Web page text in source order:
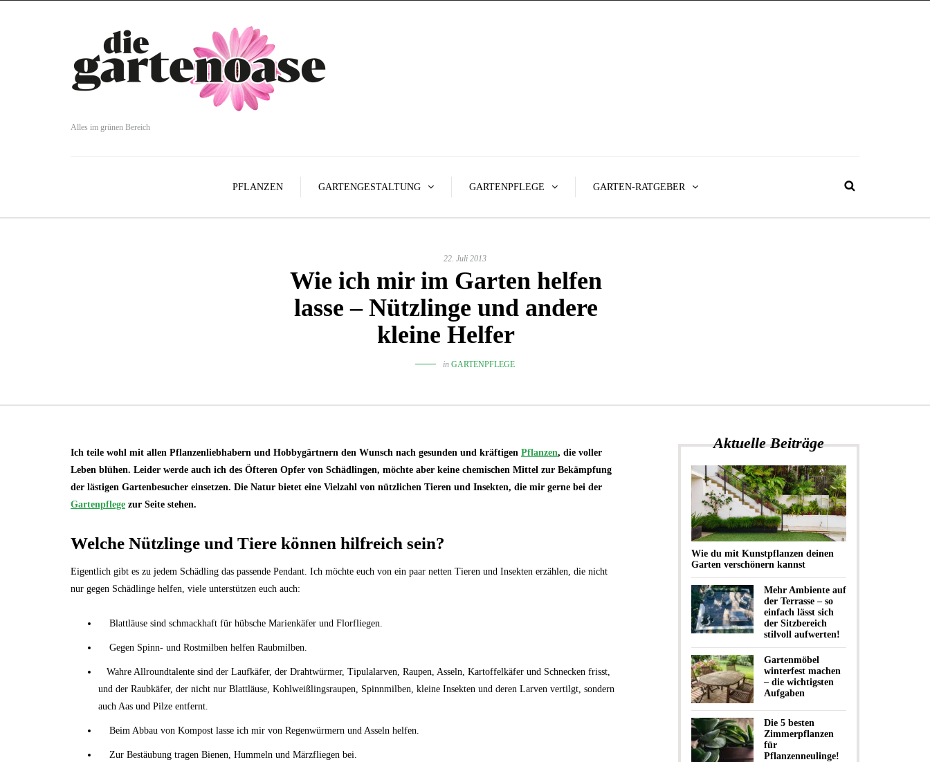
Alles im grünen Bereich
PFLANZEN GARTENGESTALTUNG GARTENPFLEGE GARTEN-RATGEBER
22. Juli 2013
Wie ich mir im Garten helfen
lasse – Nützlinge und andere
kleine Helfer
in GARTENPFLEGE
Ich teile wohl mit allen Pflanzenliebhabern und Hobbygärtnern den Wunsch nach gesunden und kräftigen Pflanzen, die voller
Leben blühen. Leider werde auch ich des Öfteren Opfer von Schädlingen, möchte aber keine chemischen Mittel zur Bekämpfung
der lästigen Gartenbesucher einsetzen. Die Natur bietet eine Vielzahl von nützlichen Tieren und Insekten, die mir gerne bei der
Gartenpflege zur Seite stehen.
Welche Nützlinge und Tiere können hilfreich sein?
Eigentlich gibt es zu jedem Schädling das passende Pendant. Ich möchte euch von ein paar netten Tieren und Insekten erzählen, die nicht
nur gegen Schädlinge helfen, viele unterstützen euch auch:
Blattläuse sind schmackhaft für hübsche Marienkäfer und Florfliegen.
Gegen Spinn- und Rostmilben helfen Raubmilben.
Wahre Allroundtalente sind der Laufkäfer, der Drahtwürmer, Tipulalarven, Raupen, Asseln, Kartoffelkäfer und Schnecken frisst,
und der Raubkäfer, der nicht nur Blattläuse, Kohlweißlingsraupen, Spinnmilben, kleine Insekten und deren Larven vertilgt, sondern
auch Aas und Pilze entfernt.
Beim Abbau von Kompost lasse ich mir von Regenwürmern und Asseln helfen.
Zur Bestäubung tragen Bienen, Hummeln und Märzfliegen bei.
Aktuelle Beiträge
Wie du mit Kunstpflanzen deinen
Garten verschönern kannst
Mehr Ambiente auf
der Terrasse – so
einfach lässt sich
der Sitzbereich
stilvoll aufwerten!
Gartenmöbel
winterfest machen
– die wichtigsten
Aufgaben
Die 5 besten
Zimmerpflanzen
für
Pflanzenneulinge!